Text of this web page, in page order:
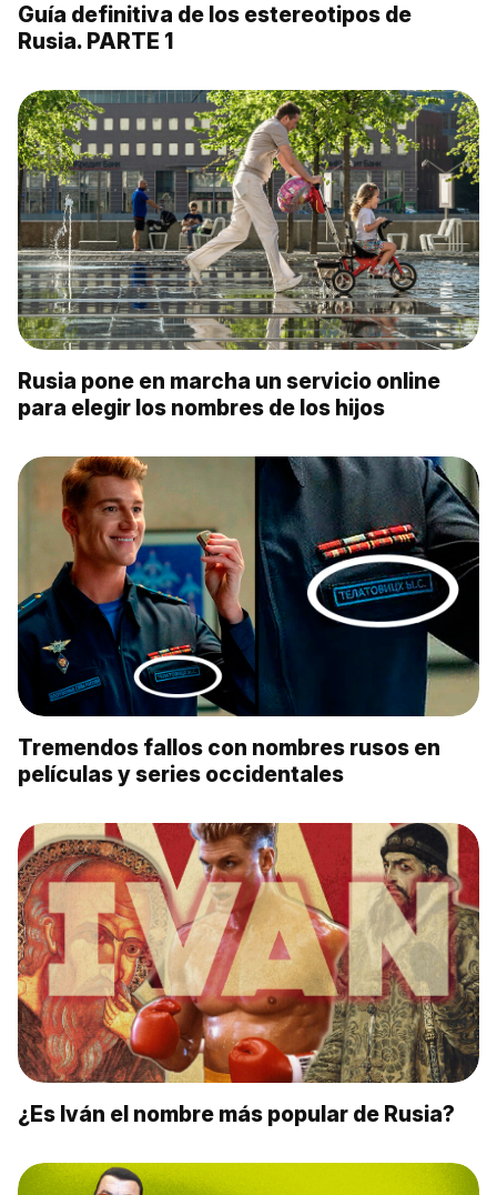
Guía definitiva de los estereotipos de
Rusia. PARTE 1
Rusia pone en marcha un servicio online
para elegir los nombres de los hijos
Tremendos fallos con nombres rusos en
películas y series occidentales
¿Es Iván el nombre más popular de Rusia?